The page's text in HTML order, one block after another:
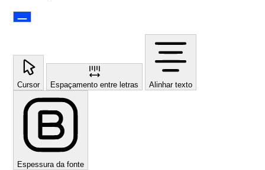
Cursor Espaçamento entre letras Alinhar texto
Espessura da fonte